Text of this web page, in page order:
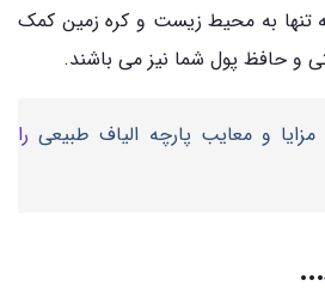
تنها به محیط زیست و کره زمین کمک
و حافظ پول شما نیز می باشند.
مزایا و معایب پارچه الیاف طبیعیرا